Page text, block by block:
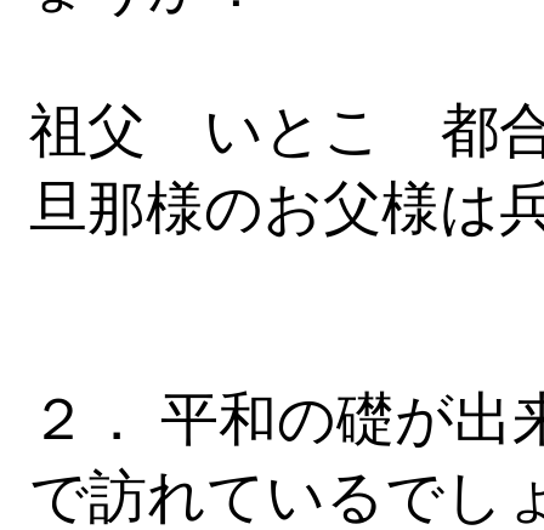
祖父 いとこ 都
旦那様のお父様は
２． 平和の礎が
で訪れているでし